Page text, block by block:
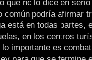
que no lo dice en
común podría afirmar
está en todas partes,
en los centros
importante es